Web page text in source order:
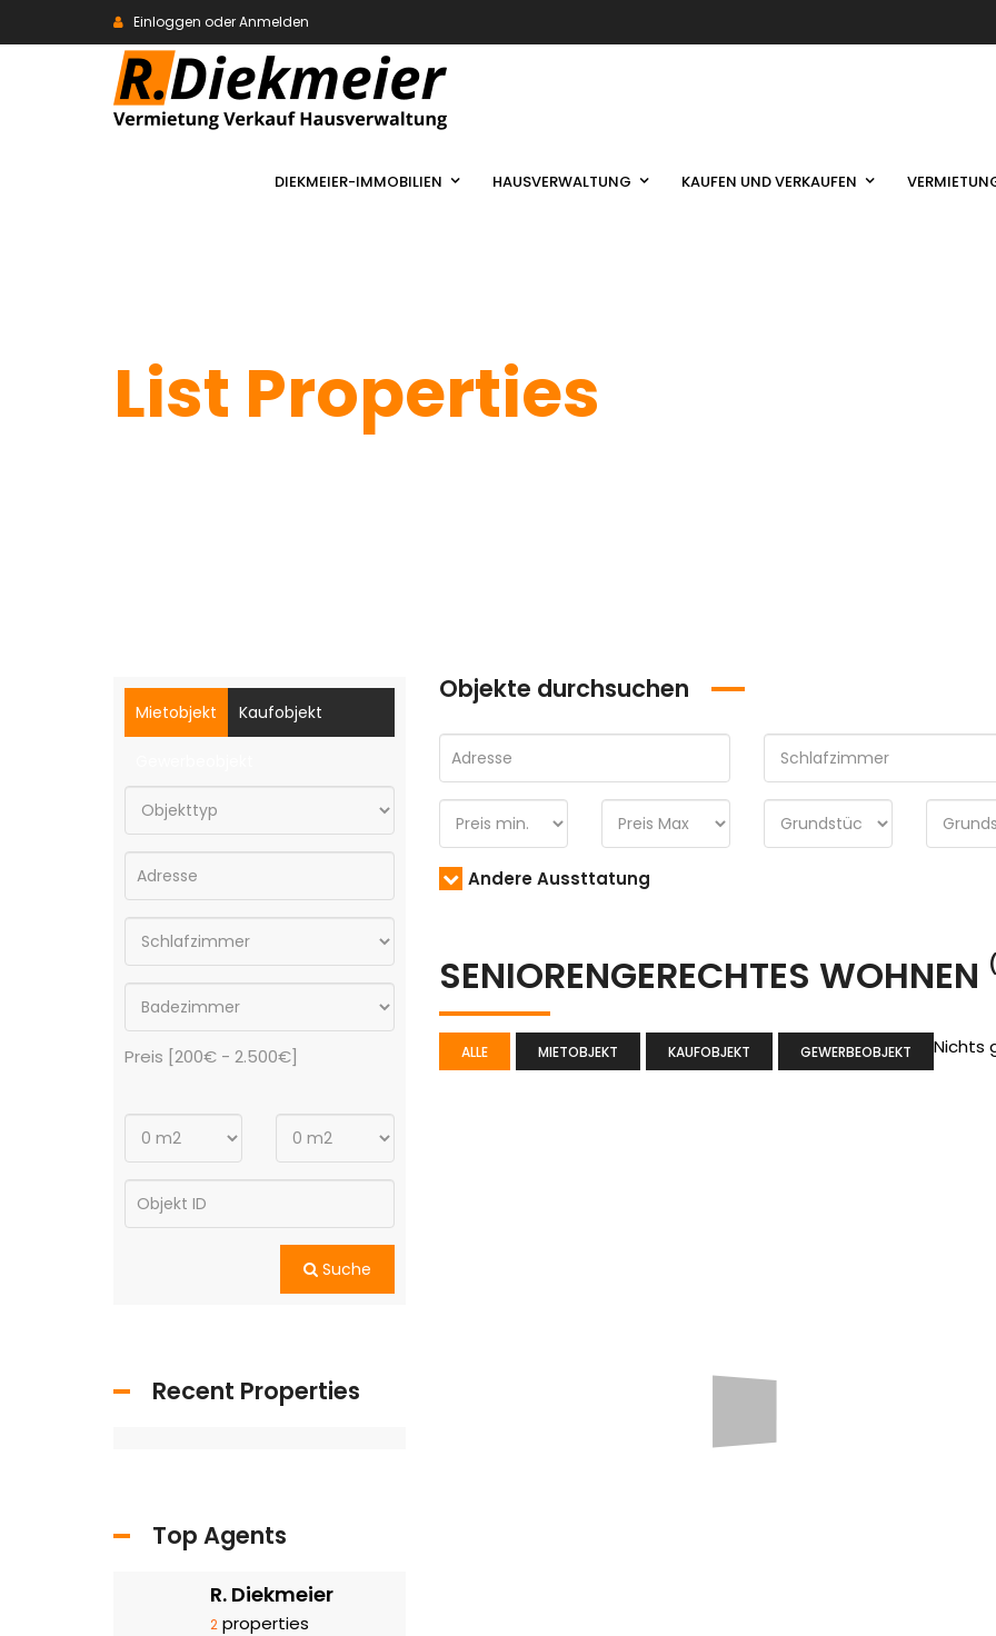
Einloggen oder Anmelden
DIEKMEIER-IMMOBILIEN HAUSVERWALTUNG KAUFEN UND VERKAUFEN
List Properties
Objekte durchsuchen
Andere Aussttatung
SENIORENGERECHTES WOHNEN
ALLE MIETOBJEKT KAUFOBJEKT GEWERBEOBJEKT Nichts
Mietobjekt Kaufobjekt
Preis [200€ - 2.500€]
Suche
Recent Properties
Top Agents
R. Diekmeier
2 properties